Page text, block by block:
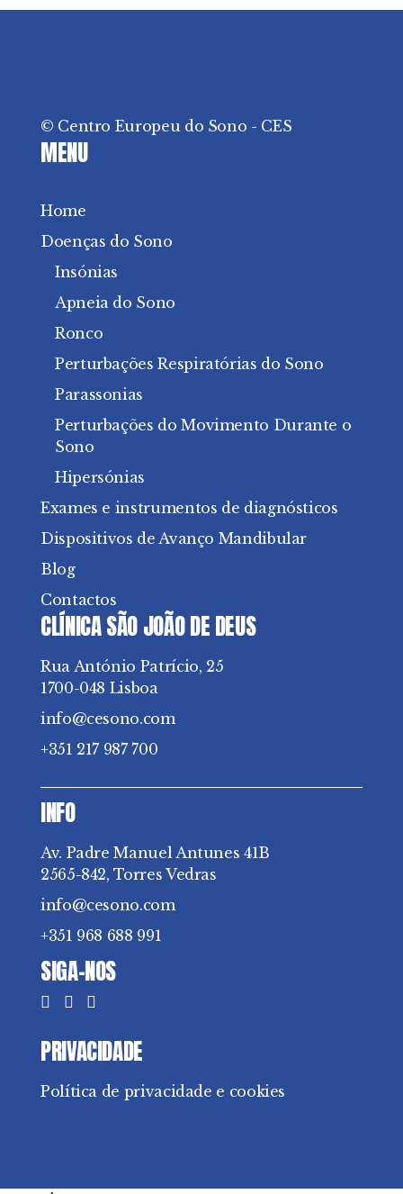
© Centro Europeu do Sono - CES
MENU
Home
Doenças do Sono
Insónias
Apneia do Sono
Ronco
Perturbações Respiratórias do Sono
Parassonias
Perturbações do Movimento Durante o
Sono
Hipersónias
Exames e instrumentos de diagnósticos
Dispositivos de Avanço Mandibular
Blog
Contactos
CLÍNICA SÃO JOÃO DE DEUS
Rua António Patrício, 25
1700-048 Lisboa
info@cesono.com
+351 217 987 700
INFO
Av. Padre Manuel Antunes 41B
2565-842, Torres Vedras
info@cesono.com
+351 968 688 991
SIGA-NOS
PRIVACIDADE
Política de privacidade e cookies